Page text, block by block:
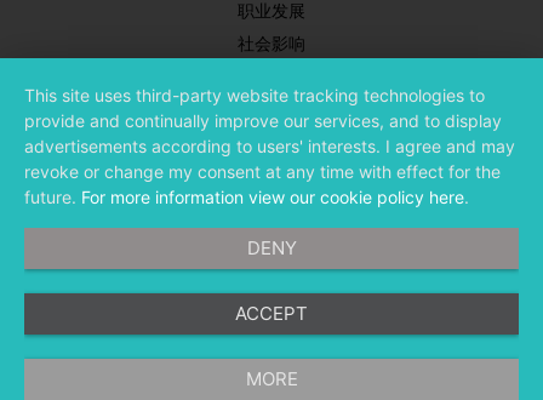
职业发展
社会影响
合作伙伴
投资者关系
融文（Meltwater） 版权所有
This site uses third-party website tracking technologies to
provide and continually improve our services, and to display
advertisements according to users' interests. I agree and may
revoke or change my consent at any time with effect for the
future. For more information view our cookie policy here.
DENY
ACCEPT
MORE